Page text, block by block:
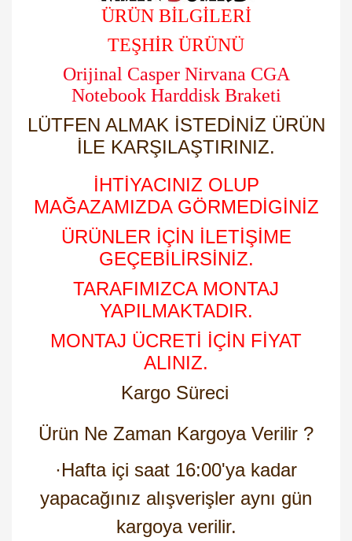
ÜRÜN BİLGİLERİ
TEŞHİR ÜRÜNÜ
Orijinal Casper Nirvana CGA
Notebook Harddisk Braketi
LÜTFEN ALMAK İSTEDİNİZ ÜRÜN
İLE KARŞILAŞTIRINIZ.
İHTİYACINIZ OLUP
MAĞAZAMIZDA GÖRMEDİGİNİZ
ÜRÜNLER İÇİN İLETİŞİME
GEÇEBİLİRSİNİZ.
TARAFIMIZCA MONTAJ
YAPILMAKTADIR.
MONTAJ ÜCRETİ İÇİN FİYAT
ALINIZ.
Kargo Süreci
Ürün Ne Zaman Kargoya Verilir ?
·Hafta içi saat 16:00'ya kadar
yapacağınız alışverişler aynı gün
kargoya verilir.